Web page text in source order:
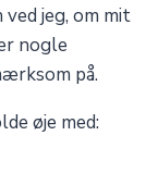
ved jeg, om mit
nogle
på.
øje med: